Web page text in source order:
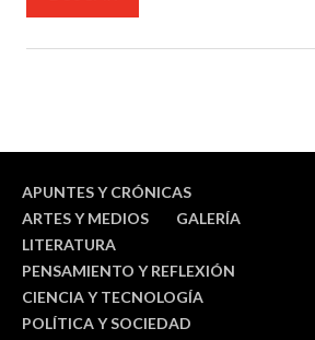
APUNTES Y CRÓNICAS
ARTES Y MEDIOS
GALERÍA
LITERATURA
PENSAMIENTO Y REFLEXIÓN
CIENCIA Y TECNOLOGÍA
POLÍTICA Y SOCIEDAD